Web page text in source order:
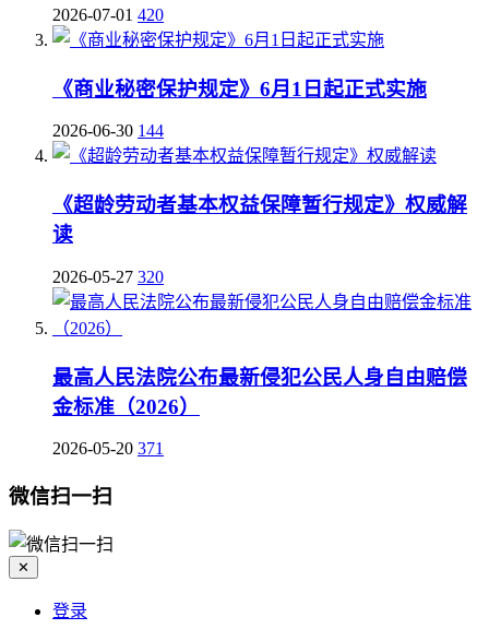
2026-07-01 420
《商业秘密保护规定》6月1日起正式实施
2026-06-30 144
《超龄劳动者基本权益保障暂行规定》权威解
读
2026-05-27 320
最高人民法院公布最新侵犯公民人身自由赔偿
金标准（2026）
2026-05-20 371
微信扫一扫
✕
登录